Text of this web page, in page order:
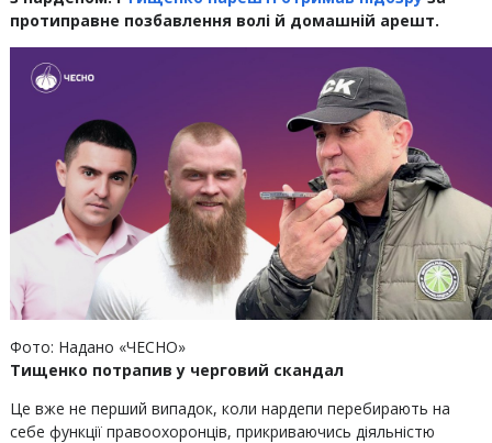
протиправне позбавлення волі й домашній арешт.
Фото: Надано «ЧЕСНО»
Тищенко потрапив у черговий скандал
Це вже не перший випадок, коли нардепи перебирають на
себе функції правоохоронців, прикриваючись діяльністю